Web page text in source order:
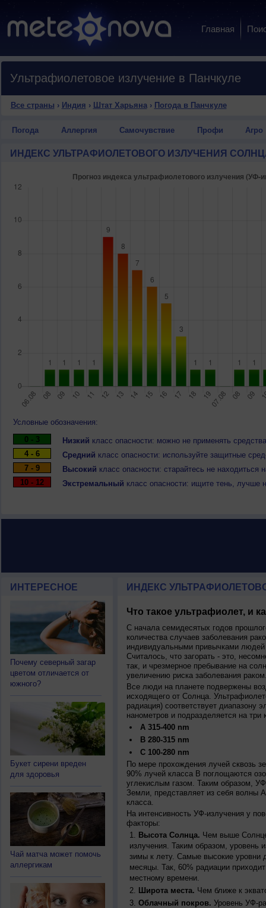
Главная
Ультрафиолетовое излучение в Панчкуле
Все страны › Индия › Штат Харьяна› Погода в Панчкуле
Погода Аллергия Самочувствие Профи Агро
ИНДЕКС УЛЬТРАФИОЛЕТОВОГО ИЗЛУЧЕНИЯ
Условные обозначения:
0 - 3
Низкий класс опасности: можно не применять
4 - 6
Средний класс опасности: используйте защитные
7 - 9
Высокий класс опасности: старайтесь не
10 - 12
Экстремальный класс опасности: ищите тень, лучше
ИНТЕРЕСНОЕ
Почему северный загар
цветом отличается от
южного?
Букет сирени вреден
для здоровья
Чай матча может помочь
аллергикам
ИНДЕКС
Что такое ультрафиолет, и
С начала семидесятых годов
количества случаев заболевания
индивидуальными привычками
Считалось, что загорать - это,
так, и чрезмерное пребывание на
увеличению риска заболевания
Все люди на планете подвержены
исходящего от Солнца.
радиация) соответствует диапазону
нанометров и подразделяется на три
A 315-400 nm
B 280-315 nm
C 100-280 nm
По мере прохождения лучей сквозь
90% лучей класса B поглощаются
углекислым газом. Таким образом,
Земли, представляет из себя волны
класса.
На интенсивность УФ-излучения у
факторы:
Высота Солнца. Чем выше
излучения. Таким образом, уровень
зимы к лету. Самые высокие уровни
месяцы. Так, 60% радиации
местному времени.
Широта места. Чем ближе к
Облачный покров. Уровень УФ-